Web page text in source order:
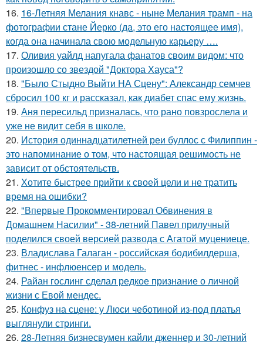
16. 16-Летняя Мелания кнавс - ныне Мелания трамп - на
фотографии стане Йерко (да, это его настоящее имя),
когда она начинала свою модельную карьеру ….
17. Оливия уайлд напугала фанатов своим видом: что
произошло со звездой "Доктора Хауса"?
18. "Было Стыдно Выйти НА Сцену": Александр семчев
сбросил 100 кг и рассказал, как диабет спас ему жизнь.
19. Аня пересильд призналась, что рано повзрослела и
уже не видит себя в школе.
20. История одиннадцатилетней реи буллос с Филиппин -
это напоминание о том, что настоящая решимость не
зависит от обстоятельств.
21. Хотите быстрее прийти к своей цели и не тратить
время на ошибки?
22. "Впервые Прокомментировал Обвинения в
Домашнем Насилии" - 38-летний Павел прилучный
поделился своей версией развода с Агатой муцениеце.
23. Владислава Галаган - российская бодибилдерша,
фитнес - инфлюенсер и модель.
24. Райан гослинг сделал редкое признание о личной
жизни с Евой мендес.
25. Конфуз на сцене: у Люси чеботиной из-под платья
выглянули стринги.
26. 28-Летняя бизнесвумен кайли дженнер и 30-летний